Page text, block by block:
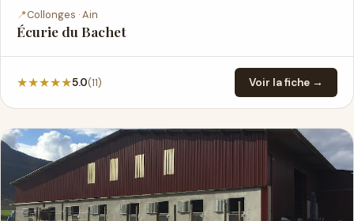
📍Collonges · Ain
Écurie du Bachet
★★★★★5.0(11) Voir la fiche →